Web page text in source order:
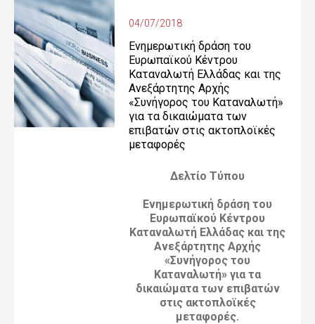
04/07/2018
Ενημερωτική δράση του
Ευρωπαϊκού Κέντρου
Καταναλωτή Ελλάδας και της
Ανεξάρτητης Αρχής
«Συνήγορος του Καταναλωτή»
για τα δικαιώματα των
επιβατών στις ακτοπλοϊκές
μεταφορές
Δελτίο Τύπου
Ενημερωτική δράση του
Ευρωπαϊκού Κέντρου
Καταναλωτή Ελλάδας και της
Ανεξάρτητης Αρχής
«Συνήγορος του
Καταναλωτή» για τα
δικαιώματα των επιβατών
στις ακτοπλοϊκές
μεταφορές.